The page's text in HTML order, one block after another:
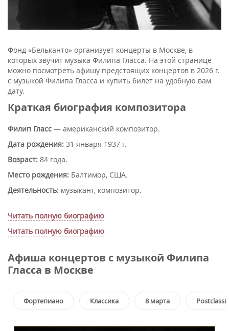
Фонд «Бельканто» организует концерты в Москве, в
которых звучит музыка Филипа Гласса. На этой странице
можно посмотреть афишу предстоящих концертов в 2026 г.
с музыкой Филипа Гласса и купить билет на удобную вам
дату.
Краткая биография композитора
Филип Гласс — американский композитор.
Дата рождения: 31 января 1937 г.
Возраст: 84 года.
Место рождения: Балтимор, США.
Деятельность: музыкант, композитор.
Читать полную биографию
Читать полную биографию
Афиша концертов с музыкой Филипа
Гласса в Москве
Фортепиано Классика 8 марта